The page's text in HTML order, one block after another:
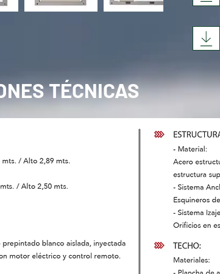
TÉCNICAS